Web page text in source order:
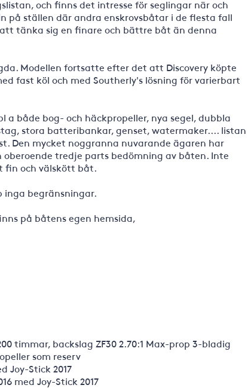
och finns det intresse för seglingar när och
ställen där andra enskrovsbåtar i de flesta fall
tänka sig en finare och bättre båt än denna
Modellen fortsatte efter det att Discovery köpte
fast köl och med Southerly's lösning för varierbart
både bog- och häckpropeller, nya segel, dubbla
stora batteribankar, genset, watermaker.... listan
Den mycket noggranna nuvarande ägaren har
tredje parts bedömning av båten. Inte
fin och välskött båt.
inga begränsningar.
på båtens egen hemsida,
timmar, backslag ZF30 2.70:1 Max-prop 3-bladig
som reserv
Joy-Stick 2017
med Joy-Stick 2017